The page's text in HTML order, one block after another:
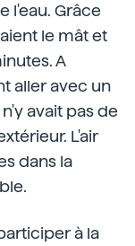
l'eau. Grâce
le mât et
A
aller avec un
avait pas de
L'air
dans la
à la